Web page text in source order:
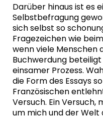
Darüber hinaus ist es
Selbstbefragung
sich selbst so
Fragezeichen wie
wenn viele Menschen
Buchwerdung
einsamer Prozess.
die Form des Essays
Französischen
Versuch. Ein Versuch,
um mich und der Welt